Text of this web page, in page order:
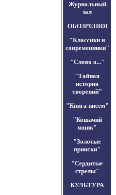
Журнальный
зал
ОБОЗРЕНИЯ
"Классики и
современники"
"Слово о..."
"Тайная
история
творений"
"Книга писем"
"Кошачий
ящик"
"Золотые
прииски"
"Сердитые
стрелы"
КУЛЬТУРА